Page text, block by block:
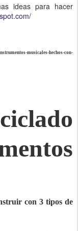
ideas para hacer
musicales-hechos-con-
con 3 tipos de